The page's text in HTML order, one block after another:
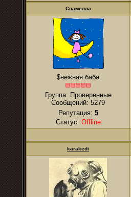
Спамелла
$нежная баба
Группа: Проверенные
Сообщений: 5279
Репутация: 5
Статус: Offline
karakedi